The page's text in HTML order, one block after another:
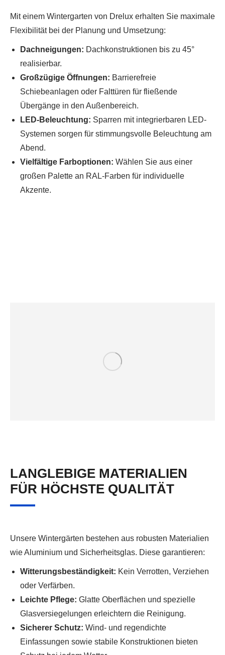
Mit einem Wintergarten von Drelux erhalten Sie maximale
Flexibilität bei der Planung und Umsetzung:
Dachneigungen: Dachkonstruktionen bis zu 45°
realisierbar.
Großzügige Öffnungen: Barrierefreie
Schiebeanlagen oder Falttüren für fließende
Übergänge in den Außenbereich.
LED-Beleuchtung: Sparren mit integrierbaren LED-
Systemen sorgen für stimmungsvolle Beleuchtung am
Abend.
Vielfältige Farboptionen: Wählen Sie aus einer
großen Palette an RAL-Farben für individuelle
Akzente.
LANGLEBIGE MATERIALIEN
FÜR HÖCHSTE QUALITÄT
Unsere Wintergärten bestehen aus robusten Materialien
wie Aluminium und Sicherheitsglas. Diese garantieren:
Witterungsbeständigkeit: Kein Verrotten, Verziehen
oder Verfärben.
Leichte Pflege: Glatte Oberflächen und spezielle
Glasversiegelungen erleichtern die Reinigung.
Sicherer Schutz: Wind- und regendichte
Einfassungen sowie stabile Konstruktionen bieten